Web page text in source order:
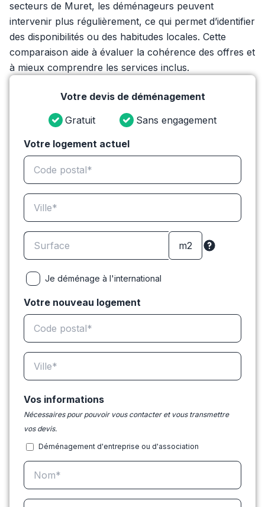
secteurs de Muret, les déménageurs peuvent
intervenir plus régulièrement, ce qui permet d’identifier
des disponibilités ou des habitudes locales. Cette
comparaison aide à évaluer la cohérence des offres et
à mieux comprendre les services inclus.
Votre devis de déménagement
Gratuit
Sans engagement
Votre logement actuel
Je déménage à l'international
Votre nouveau logement
Vos informations
Nécessaires pour pouvoir vous contacter et vous transmettre
vos devis.
Déménagement d'entreprise ou d'association